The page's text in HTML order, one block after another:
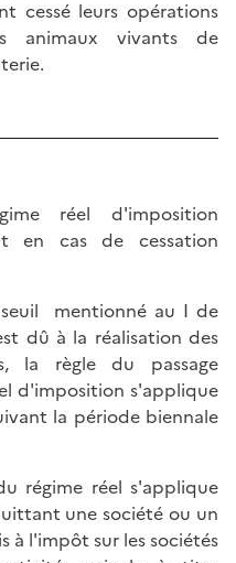
cessé leurs opérations
animaux vivants de
réel d'imposition
en cas de cessation
mentionné au I de
dû à la réalisation des
la règle du passage
d'imposition s'applique
la période biennale
régime réel s'applique
une société ou un
à l'impôt sur les sociétés